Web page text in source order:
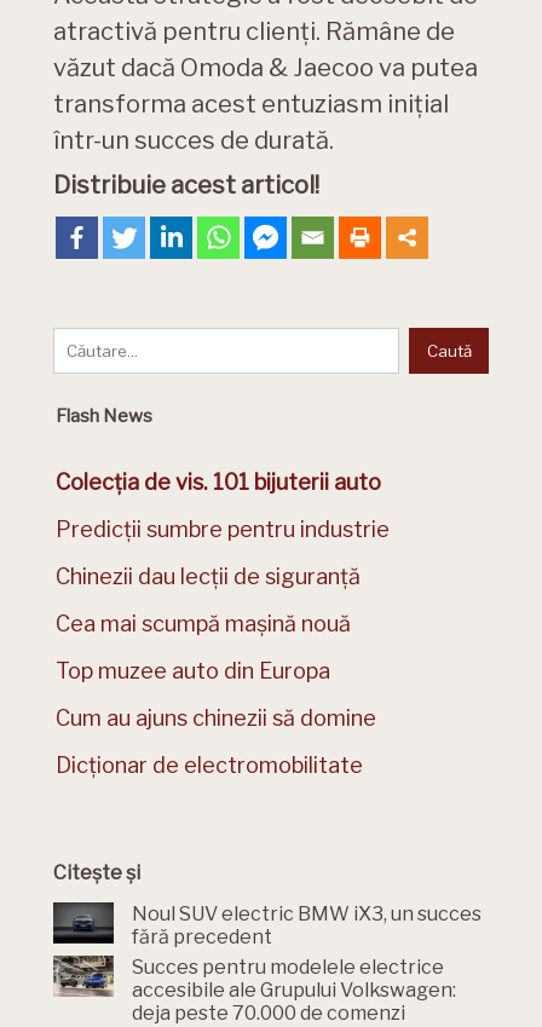
atractivă pentru clienți. Rămâne de
văzut dacă Omoda & Jaecoo va putea
transforma acest entuziasm inițial
într-un succes de durată.
Distribuie acest articol!
Flash News
Colecția de vis. 101 bijuterii auto
Predicții sumbre pentru industrie
Chinezii dau lecții de siguranță
Cea mai scumpă mașină nouă
Top muzee auto din Europa
Cum au ajuns chinezii să domine
Dicționar de electromobilitate
Citește și
Noul SUV electric BMW iX3, un succes
fără precedent
Succes pentru modelele electrice
accesibile ale Grupului Volkswagen:
deja peste 70.000 de comenzi